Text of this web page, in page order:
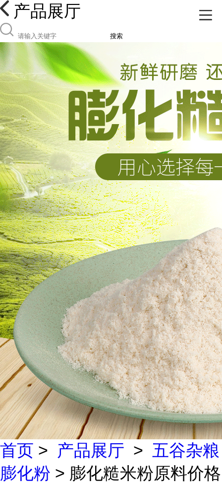
产品展厅
搜索
首页 > 产品展厅 > 五谷杂粮
膨化粉 > 膨化糙米粉原料价格